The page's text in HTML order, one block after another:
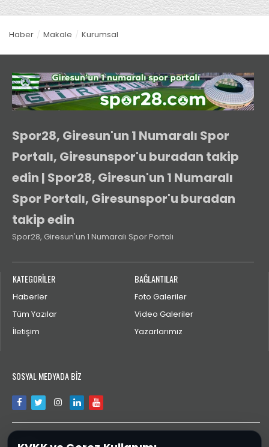
Haber Makale Kurumsal
Spor28, Giresun'un 1 Numaralı Spor
Portalı, Giresunspor'u buradan takip
edin | Spor28, Giresun'un 1 Numaralı
Spor Portalı, Giresunspor'u buradan
takip edin
Spor28, Giresun'un 1 Numaralı Spor Portalı
KATEGORİLER
Haberler
Tüm Yazılar
İletişim
BAĞLANTILAR
Foto Galeriler
Video Galeriler
Yazarlarımız
SOSYAL MEDYADA BİZ
İLETİŞİM